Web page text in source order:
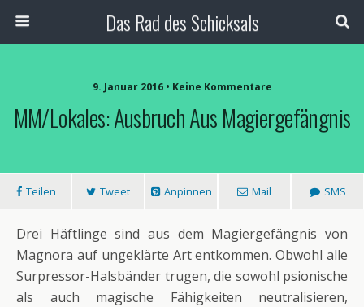
Das Rad des Schicksals
9. Januar 2016 • Keine Kommentare
MM/Lokales: Ausbruch Aus Magiergefängnis
Teilen Tweet Anpinnen Mail SMS
Drei Häftlinge sind aus dem Magiergefängnis von
Magnora auf ungeklärte Art entkommen. Obwohl alle
Surpressor-Halsbänder trugen, die sowohl psionische
als auch magische Fähigkeiten neutralisieren,